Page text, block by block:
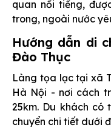
quan nổi tiếng,
trong, ngoài nước
Hướng dẫn di
Đào Thục
Làng tọa lạc tại xã
Hà Nội - nơi cách
25km. Du khách có
chuyển chi tiết dưới